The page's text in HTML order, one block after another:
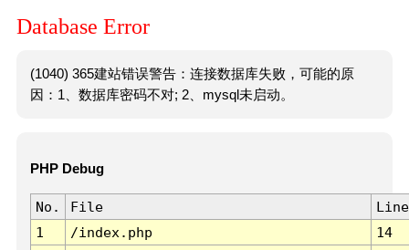
Database Error
(1040) 365建站错误警告：连接数据库失败，可能的原
因：1、数据库密码不对; 2、mysql未启动。
PHP Debug
No. File
Line
1
/index.php 14